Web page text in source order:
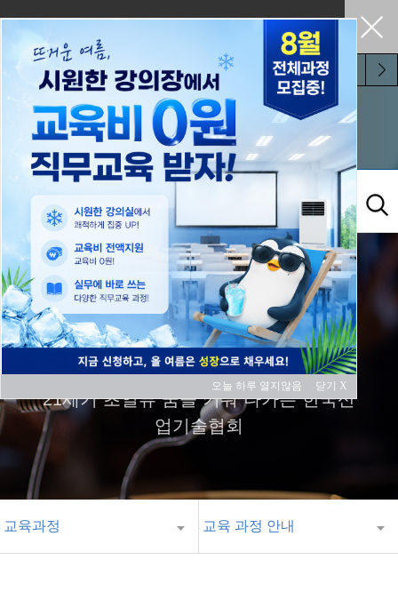
펼쳐두기
교육과정
21세기 초일류 꿈을 키워 나가는 한국산
업기술협회
교육과정 교육 과정 안내
오늘 하루 열지않음 닫기 X